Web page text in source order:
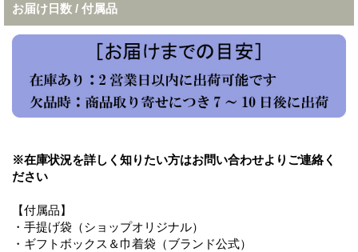
お届け日数 / 付属品
※在庫状況を詳しく知りたい方はお問い合わせよりご連絡く
ださい
【付属品】
・手提げ袋（ショップオリジナル）
・ギフトボックス＆巾着袋（ブランド公式）